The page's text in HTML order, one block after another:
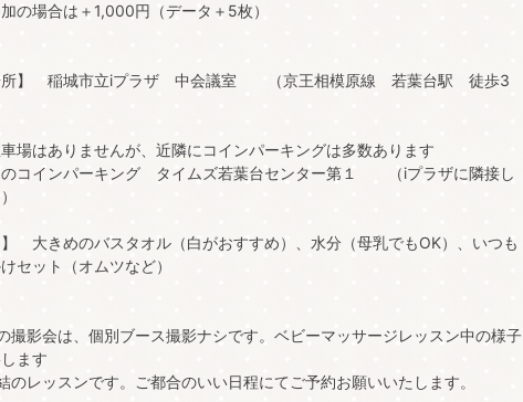
参加の場合は＋1,000円（データ＋5枚）
所】 稲城市立iプラザ 中会議室 （京王相模原線 若葉台駅 徒歩3
車場はありませんが、近隣にコインパーキングは多数あります
のコインパーキング
タイムズ若葉台センター第１
（iプラザに隣接し
】 大きめのバスタオル（白がおすすめ）、水分（母乳でもOK）、いつも
セット（オムツなど）
撮影会は、個別ブース撮影ナシです。ベビーマッサージレッスン中の様子
ます
のレッスンです。ご都合のいい日程にてご予約お願いいたします。